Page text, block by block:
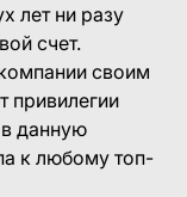
лет ни разу
счет.
своим
привилегии
данную
к любому топ-